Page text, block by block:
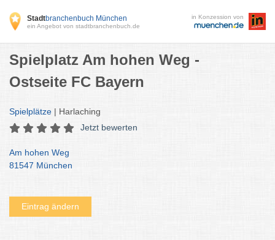
Stadtbranchenbuch München
ein Angebot von stadtbranchenbuch.de
in Konzession von
Spielplatz Am hohen Weg -
Ostseite FC Bayern
Spielplätze | Harlaching
Jetzt bewerten
Am hohen Weg
81547 München
Eintrag ändern